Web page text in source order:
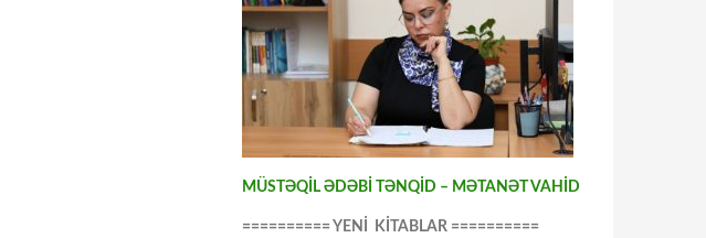
MÜSTƏQİL ƏDƏBİ TƏNQİD – MƏTANƏT VAHİD
========== YENİ KİTABLAR ==========